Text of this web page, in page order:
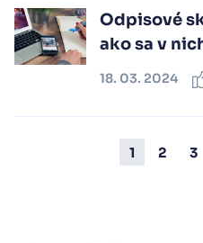
Odpisové
ako sa v
18. 03. 2024
1 2 3